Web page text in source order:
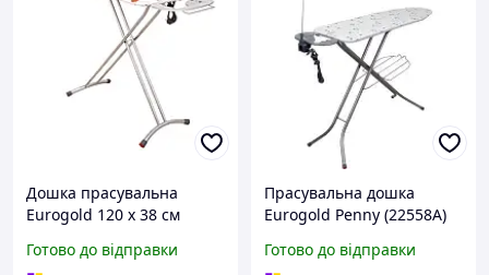
Дошка прасувальна
Eurogold 120 х 38 см
Готово до відправки
Прасувальна дошка
Eurogold Penny (22558A)
Готово до відправки